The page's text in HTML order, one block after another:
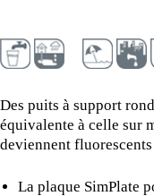
Des puits à support
équivalente à celle sur
deviennent
La plaque SimPlate